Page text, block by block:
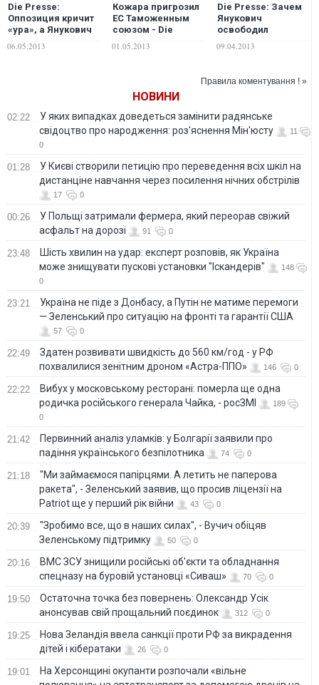
Die Presse:
Оппозиция кричит
«ура», а Янукович
с ЕС в кошки-
06.05.2013
Кожара пригрозил
ЕС Таможенным
союзом - Die
01.05.2013
Die Presse: Зачем
Янукович
освободил
и почему ЕС
сомнительным
09.04.2013
Правила коментування ! »
НОВИНИ
02:22
У яких випадках доведеться замінити радянське
свідоцтво про народження: роз'яснення Мін'юсту
11
0
01:28
У Києві створили петицію про переведення всіх шкіл на
дистанціне навчання через посилення нічних обстрілів
17 0
00:26
У Польщі затримали фермера, який переорав свіжий
асфальт на дорозі
91 0
23:48
Шість хвилин на удар: експерт розповів, як Україна
може знищувати пускові установки "Іскандерів"
148
0
23:21
Україна не піде з Донбасу, а Путін не матиме перемоги
— Зеленський про ситуацію на фронті та гарантії США
57 0
22:49
Здатен розвивати швидкість до 560 км/год - у РФ
похвалилися зенітним дроном «Астра-ППО»
146 0
22:22
Вибух у московському ресторані: померла ще одна
родичка російського генерала Чайка, - росЗМІ
189
0
21:42
Первинний аналіз уламків: у Болгарії заявили про
падіння українського безпілотника
74 0
21:18
"Ми займаємося папірцями. А летить не паперова
ракета", - Зеленський заявив, що просив ліцензії на
Patriot ще у перший рік війни
43 0
20:39
"Зробимо все, що в наших силах", - Вучич обіцяв
Зеленському підтримку
50 0
20:16
ВМС ЗСУ знищили російські об'єкти та обладнання
спецназу на буровій установці «Сиваш»
70 0
19:50
Остаточна точка без повернень: Олександр Усік
анонсував свій прощальний поєдинок
312 0
19:25
Нова Зеландія ввела санкції проти РФ за викрадення
дітей і кібератаки
26 0
19:01
На Херсонщині окупанти розпочали «вільне